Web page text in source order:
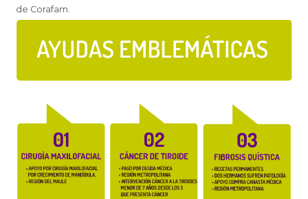
de Corafam.